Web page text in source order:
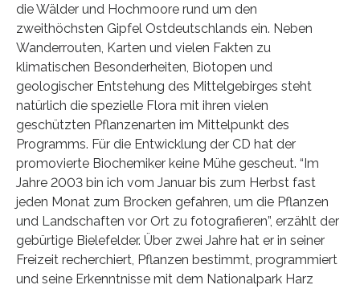
die Wälder und Hochmoore rund um den
zweithöchsten Gipfel Ostdeutschlands ein. Neben
Wanderrouten, Karten und vielen Fakten zu
klimatischen Besonderheiten, Biotopen und
geologischer Entstehung des Mittelgebirges steht
natürlich die spezielle Flora mit ihren vielen
geschützten Pflanzenarten im Mittelpunkt des
Programms. Für die Entwicklung der CD hat der
promovierte Biochemiker keine Mühe gescheut. “Im
Jahre 2003 bin ich vom Januar bis zum Herbst fast
jeden Monat zum Brocken gefahren, um die Pflanzen
und Landschaften vor Ort zu fotografieren”, erzählt der
gebürtige Bielefelder. Über zwei Jahre hat er in seiner
Freizeit recherchiert, Pflanzen bestimmt, programmiert
und seine Erkenntnisse mit dem Nationalpark Harz